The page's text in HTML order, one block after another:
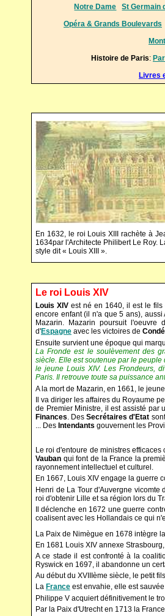
Notre Dame
St Germain
Opéra & Grands Boulevards
Histoire de Paris:
Livres
En 1632, le roi Louis XIII rachète à
1634par l'Architecte Philibert Le Roy.
style dit « Louis XIII ».
Le roi Louis XIV
Louis XIVest né en 1640, il est le fils
encore enfant (il n'a que 5 ans),
Mazarin. Mazarin poursuit l'oeuvre
d'Espagne avec les victoires de Condé
Ensuite survient une époque qui
La Fronde est le soulèvement des
siècle. Elle est soutenue par le
le jeune Louis XIV. Les Frondeurs,
Paris. Il retrouve toute sa puissance
A la mort de Mazarin, en 1661, le
Il va diriger les affaires du Royaume
de Premier Ministre, il est assisté par
Finances. DesSecrétaires d'Etat
... Des Intendants gouvernent les
Louis
Le roi d'entoure de ministres efficaces
Vauban qui font de la France la
rayonnement intellectuel et culturel.
En 1667, Louis XIV engage la guerre
Henri de La Tour d'Auvergne vicomte
roi d'obtenir Lille et sa région lors du
Il déclenche en 1672 une guerre
coalisent avec les Hollandais ce qui
La Paix de Nimègue en 1678 intègre
En 1681 Louis XIV annexe
A ce stade il est confronté à la
Ryswick en 1697, il abandonne un
Au début du XVIIIème siècle, le petit
La France est envahie, elle est
Philippe V acquiert définitivement le
Par la Paix d'Utrecht en 1713 la